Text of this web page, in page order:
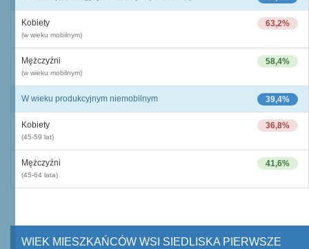
63,2%
Kobiety
(w wieku mobilnym)
58,4%
Mężczyźni
(w wieku mobilnym)
39,4%
W wieku produkcyjnym niemobilnym
36,8%
Kobiety
(45-59 lat)
41,6%
Mężczyźni
(45-64 lata)
WIEK MIESZKAŃCÓW WSI SIEDLISKA PIERWSZE